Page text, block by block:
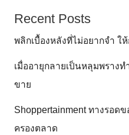
Recent Posts
พลิกเบื้องหลังที่ไม่อยากจำ ใ
เมื่ออายุกลายเป็นหลุมพราง
ขาย
Shoppertainment ทางรอด
ครองตลาด